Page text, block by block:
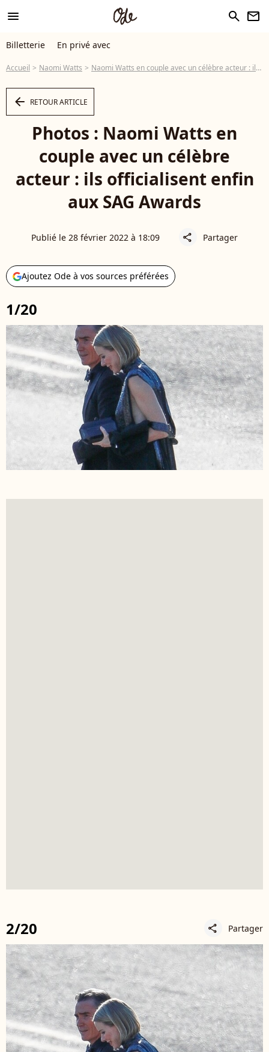
menu search newsletter
Billetterie En privé avec
Accueil Naomi Watts Naomi Watts en couple avec un célèbre acteur : ils officialisent enfin aux SAG Awards
arrow_left RETOUR ARTICLE
Photos : Naomi Watts en
couple avec un célèbre
acteur : ils officialisent enfin
aux SAG Awards
Publié le 28 février 2022 à 18:09 share Partager
Ajoutez Ode à vos sources préférées
1/20
2/20 share Partager